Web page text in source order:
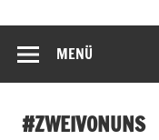
MENÜ
#ZWEIVONUNS